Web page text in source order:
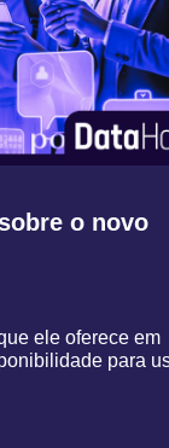
o novo
ele oferece em
para